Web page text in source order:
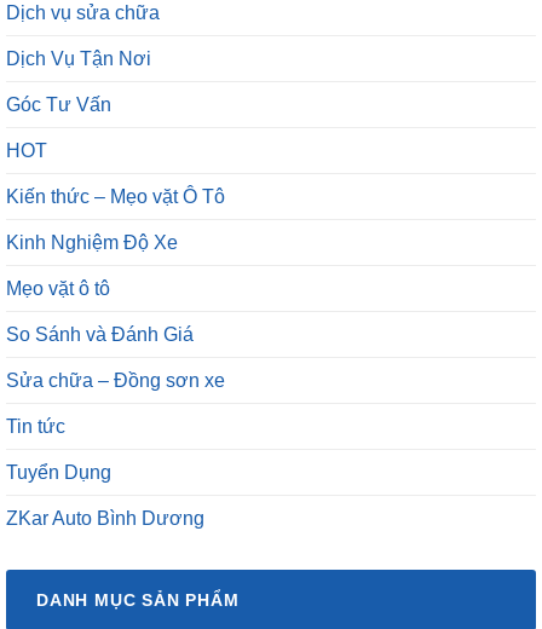
Dịch vụ sửa chữa
Dịch Vụ Tận Nơi
Góc Tư Vấn
HOT
Kiến thức – Mẹo vặt Ô Tô
Kinh Nghiệm Độ Xe
Mẹo vặt ô tô
So Sánh và Đánh Giá
Sửa chữa – Đồng sơn xe
Tin tức
Tuyển Dụng
ZKar Auto Bình Dương
DANH MỤC SẢN PHẨM